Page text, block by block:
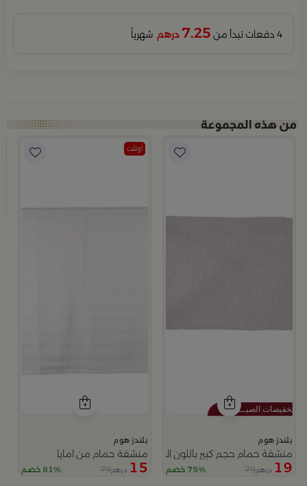
4 دفعات تبدأ من 7.25 درهم شهرياً
بلندز هوم
منشفة حمام حجم كبير باللون الابيض و الاسود من امايا
19 درهم79 75% خصم
اوتلت
بلندز هوم
منشفة حمام من امايا
15 درهم79 81% خصم